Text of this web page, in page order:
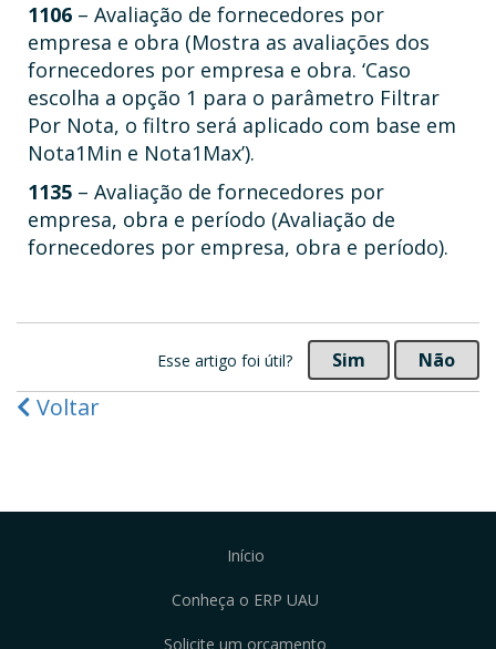
1106 – Avaliação de fornecedores por
empresa e obra (Mostra as avaliações dos
fornecedores por empresa e obra. ‘Caso
escolha a opção 1 para o parâmetro Filtrar
Por Nota, o filtro será aplicado com base em
Nota1Min e Nota1Max’).
1135 – Avaliação de fornecedores por
empresa, obra e período (Avaliação de
fornecedores por empresa, obra e período).
Esse artigo foi útil? Sim Não
Voltar
Início
Conheça o ERP UAU
Solicite um orçamento